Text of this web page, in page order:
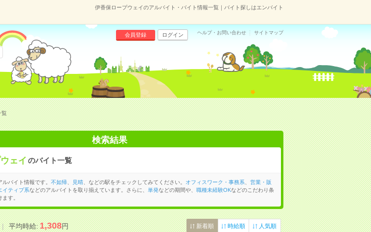
伊香保ロープウェイのアルバイト・バイト情報一覧｜バイト探しはエンバイト
会員登録 ログイン ヘルプ・お問い合わせ サイトマップ
覧
検索結果
ェイ のバイト一覧
バイト情報です。 不如帰、 見晴、などの駅をチェックしてみてください。 オフィスワーク・事務系
営業・販
イティブ系などのアルバイトを取り揃えています。さらに、 単発などの期間や、 職種未経験OKなどのこだわり条
す。
平均時給:1,308円 新着順 時給順 人気順